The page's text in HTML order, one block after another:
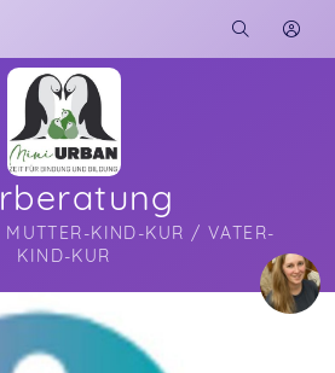
MUTTER-KIND-KUR / VATER-
KIND-KUR
about me here...